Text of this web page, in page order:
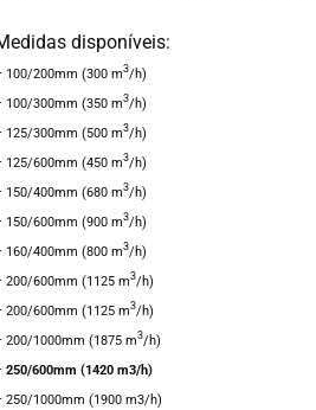
disponíveis:
100/200mm (300 m3/h)
100/300mm (350 m3/h)
125/300mm (500 m3/h)
125/600mm (450 m3/h)
150/400mm (680 m3/h)
150/600mm (900 m3/h)
160/400mm (800 m3/h)
200/600mm (1125 m3/h)
200/600mm (1125 m3/h)
200/1000mm (1875 m3/h)
250/600mm (1420 m3/h)
250/1000mm (1900 m3/h)